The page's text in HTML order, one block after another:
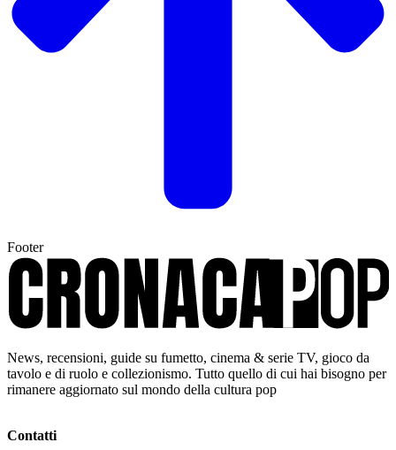
Footer
News, recensioni, guide su fumetto, cinema & serie TV, gioco da
tavolo e di ruolo e collezionismo. Tutto quello di cui hai bisogno per
rimanere aggiornato sul mondo della cultura pop
Contatti